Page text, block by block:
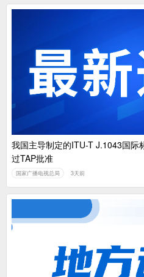
我国主导制定的ITU-T J.1043国际
过TAP批准
国家广播电视总局 3天前